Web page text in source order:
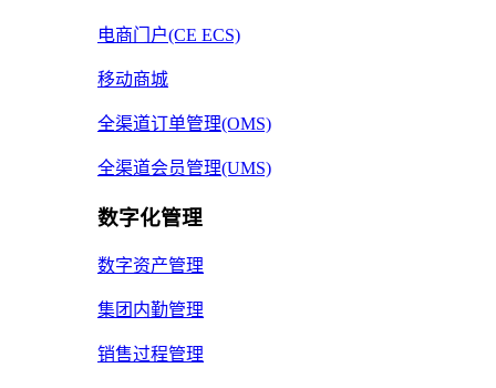
电商门户(CE ECS)
移动商城
全渠道订单管理(OMS)
全渠道会员管理(UMS)
数字化管理
数字资产管理
集团内勤管理
销售过程管理